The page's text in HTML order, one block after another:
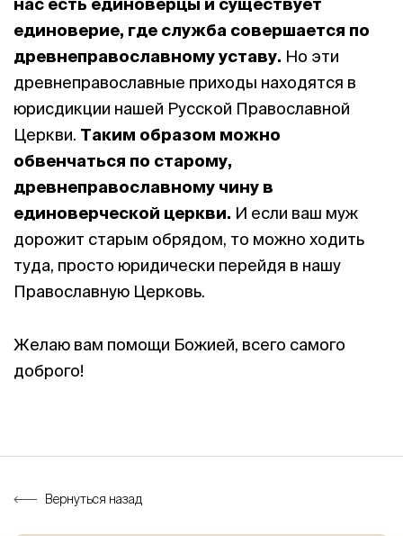
нас есть единоверцы и существует
единоверие, где служба совершается по
древнеправославному уставу. Но эти
древнеправославные приходы находятся в
юрисдикции нашей Русской Православной
Церкви. Таким образом можно
обвенчаться по старому,
древнеправославному чину в
единоверческой церкви. И если ваш муж
дорожит старым обрядом, то можно ходить
туда, просто юридически перейдя в нашу
Православную Церковь.
Желаю вам помощи Божией, всего самого
доброго!
Вернуться назад